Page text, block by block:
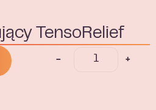
TensoRelief
- +